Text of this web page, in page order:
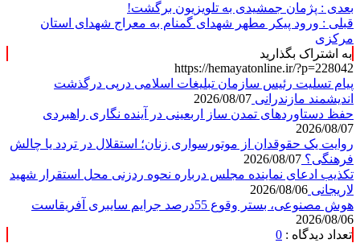
بعدی : پژمان جمشیدی به تلویزیون برگشت!
قبلی : ورود پیکر مطهر شهدای گمنام به معراج شهدای استان
مرکزی
به اشتراک بگذارید
https://hemayatonline.ir/?p=228042
پیام تسلیت رئیس سازمان تبلیغات اسلامی درپی درگذشت
اندیشمند مازندرانی 2026/08/07
حفظ دستاوردهای تمدن ساز اربعینی در آینده نگاری راهبردی
2026/08/07
روایت یک حقوقدان از موتورسواری زنان؛ استقلال در تردد یا چالش
فرهنگی؟ 2026/08/07
تکذیب ادعای نماینده مجلس درباره نحوه ردزنی محل استقرار شهید
لاریجانی 2026/08/06
هوش مصنوعی، بستر وقوع 55درصد جرایم سایبری آفریقاست
2026/08/06
تعداد دیدگاه : 0